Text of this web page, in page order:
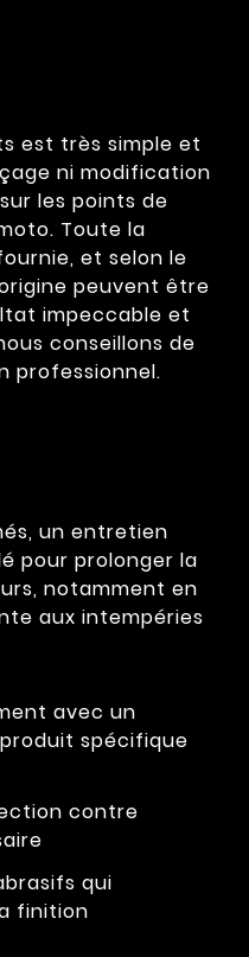
est très simple et
ni modification
les points de
Toute la
et selon le
peuvent être
impeccable et
conseillons de
professionnel.
un entretien
pour prolonger la
notamment en
aux intempéries
avec un
spécifique
contre
qui
finition